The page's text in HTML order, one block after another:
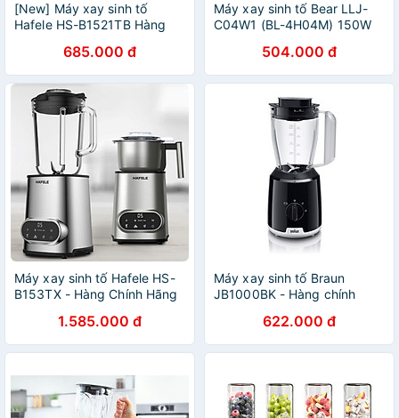
[New] Máy xay sinh tố
Hafele HS-B1521TB Hàng
685.000 đ
Máy xay sinh tố Bear LLJ-
C04W1 (BL-4H04M) 150W
504.000 đ
Máy xay sinh tố Hafele HS-
B153TX - Hàng Chính Hãng
1.585.000 đ
Máy xay sinh tố Braun
JB1000BK - Hàng chính
622.000 đ